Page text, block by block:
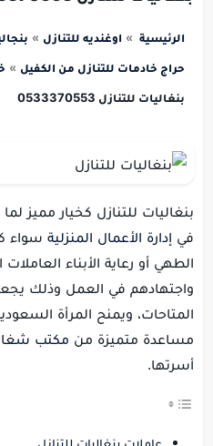
الرئيسية اوغنديه للتنازل
حراج خادمات للتنازل من الكفيل
بنغاليات للتنازل 0533370553
بنغاليات للتنازل كخيار مميز
في إدارة الأعمال المنزلية سواء
الطهي أو رعاية الأبناء
واجتهادهم في العمل وذلك
المتاحات، ويمنح المرأة
مساعدة متميزة من مكتب
أسرتها.
عاملات بنغاليات للتنازل